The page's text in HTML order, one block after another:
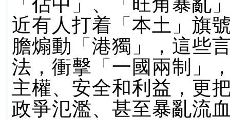
近有人打着「本土」旗
膽煽動「港獨」，這些
法，衝擊「一國兩制」
主權、安全和利益，更
政爭氾濫、甚至暴亂流